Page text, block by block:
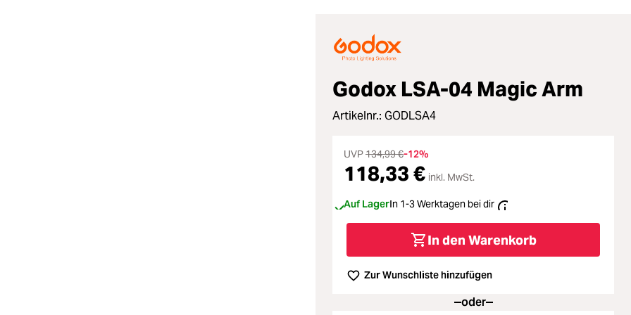
Godox LSA-04 Magic Arm
Artikelnr.: GODLSA4
UVP134,99 €-12%
118,33 € inkl. MwSt.
Auf LagerIn 1-3 Werktagen bei dir
In den Warenkorb
Zur Wunschliste hinzufügen
oder